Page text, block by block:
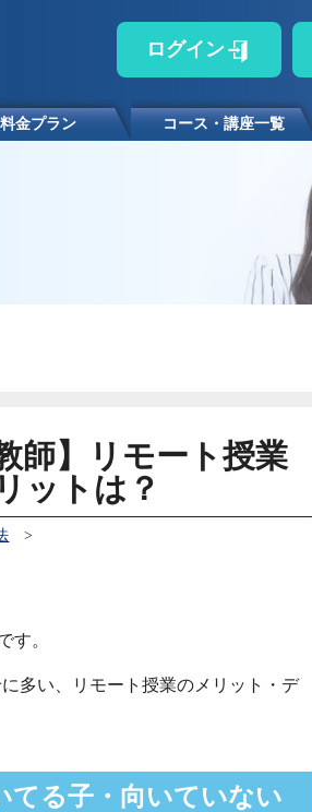
ログイン
料金プラン コース・講座一覧
師】リモート授業
ットは？
>
す。
多い、リモート授業のメリット・デ
てる子・向いていない